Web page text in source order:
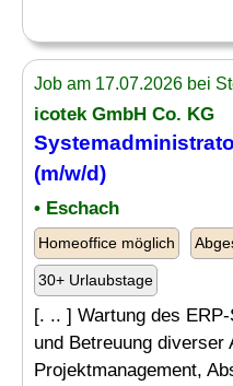
Job am 17.07.2026 bei
icotek GmbH Co. KG
(m/w/d)
• Eschach
Homeoffice möglich
30+ Urlaubstage
[. .. ] Wartung des
und Betreuung
Projektmanagement,